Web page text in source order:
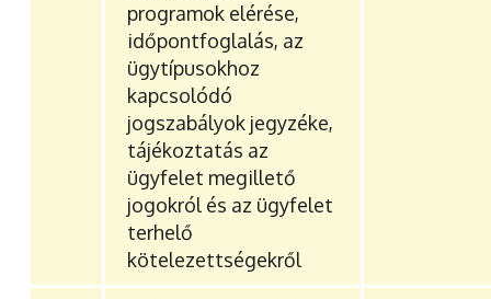
programok elérése,
időpontfoglalás, az
ügytípusokhoz
kapcsolódó
jogszabályok jegyzéke,
tájékoztatás az
ügyfelet megillető
jogokról és az ügyfelet
terhelő
kötelezettségekről